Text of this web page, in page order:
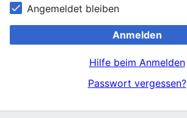
Angemeldet bleiben
Anmelden
Hilfe beim Anmelden
Passwort vergessen?